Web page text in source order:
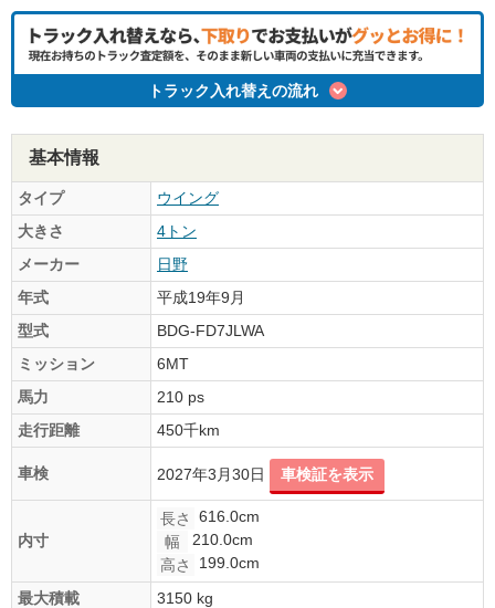
トラック入れ替えの流れ
基本情報
タイプ
ウイング
大きさ
4トン
メーカー
日野
年式
平成19年9月
型式
BDG-FD7JLWA
ミッション
6MT
馬力
210 ps
走行距離
450千km
車検 2027年3月30日 車検証を表示
内寸
長さ
616.0cm
幅
210.0cm
高さ
199.0cm
最大積載
3150 kg